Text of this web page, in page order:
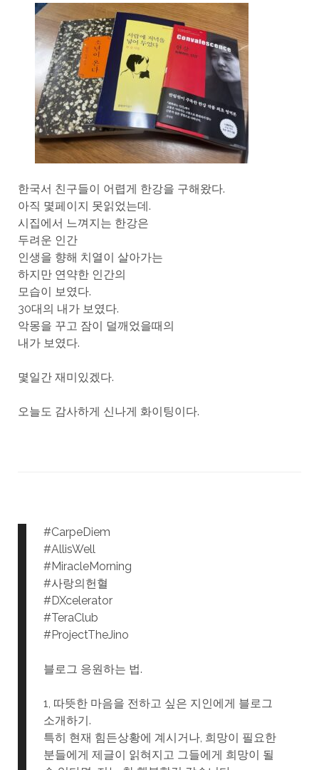
한국서 친구들이 어렵게 한강을 구해왔다.
아직 몇페이지 못읽었는데.
시집에서 느껴지는 한강은
두려운 인간
인생을 향해 치열이 살아가는
하지만 연약한 인간의
모습이 보였다.
30대의 내가 보였다.
악몽을 꾸고 잠이 덜깨었을때의
내가 보였다.
몇일간 재미있겠다.
오늘도 감사하게 신나게 화이팅이다.
#CarpeDiem
#AllisWell
#MiracleMorning
#사랑의헌혈
#DXcelerator
#TeraClub
#ProjectTheJino
블로그 응원하는 법.
1, 따뜻한 마음을 전하고 싶은 지인에게 블로그
소개하기.
특히 현재 힘든상황에 계시거나, 희망이 필요한
분들에게 제글이 읽혀지고 그들에게 희망이 될